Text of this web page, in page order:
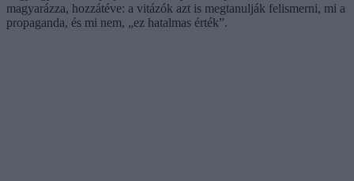
magyarázza, hozzátéve: a vitázók azt is megtanulják felismerni, mi a
propaganda, és mi nem, „ez hatalmas érték”.